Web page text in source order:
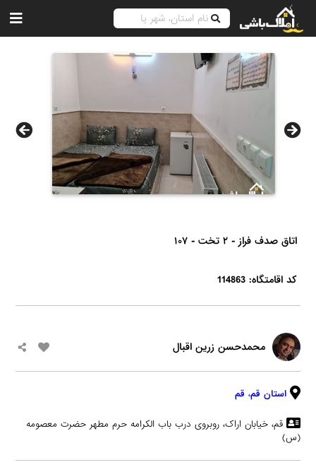
اتاق صدف فراز - ۲ تخت - ۱۰۷
کد اقامتگاه: 114863
محمدحسن زرین اقبال
استان قم، قم
قم، خیابان اراک، روبروی درب باب الکرامه حرم مطهر حضرت معصومه
(س)